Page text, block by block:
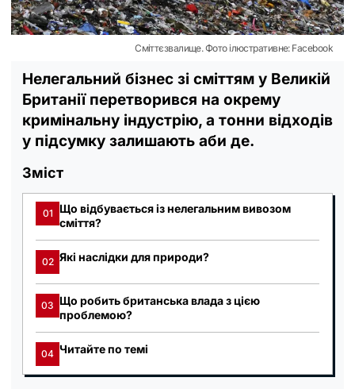
Сміттєзвалище. Фото ілюстративне: Facebook
Нелегальний бізнес зі сміттям у Великій
Британії перетворився на окрему
кримінальну індустрію, а тонни відходів
у підсумку залишають аби де.
Зміст
01
Що відбувається із нелегальним вивозом
сміття?
02 Які наслідки для природи?
03 Що робить британська влада з цією
проблемою?
04 Читайте по темі